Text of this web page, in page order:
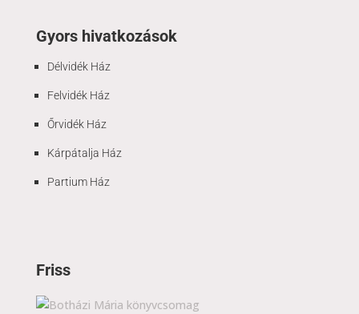
Gyors hivatkozások
Délvidék Ház
Felvidék Ház
Őrvidék Ház
Kárpátalja Ház
Partium Ház
Friss